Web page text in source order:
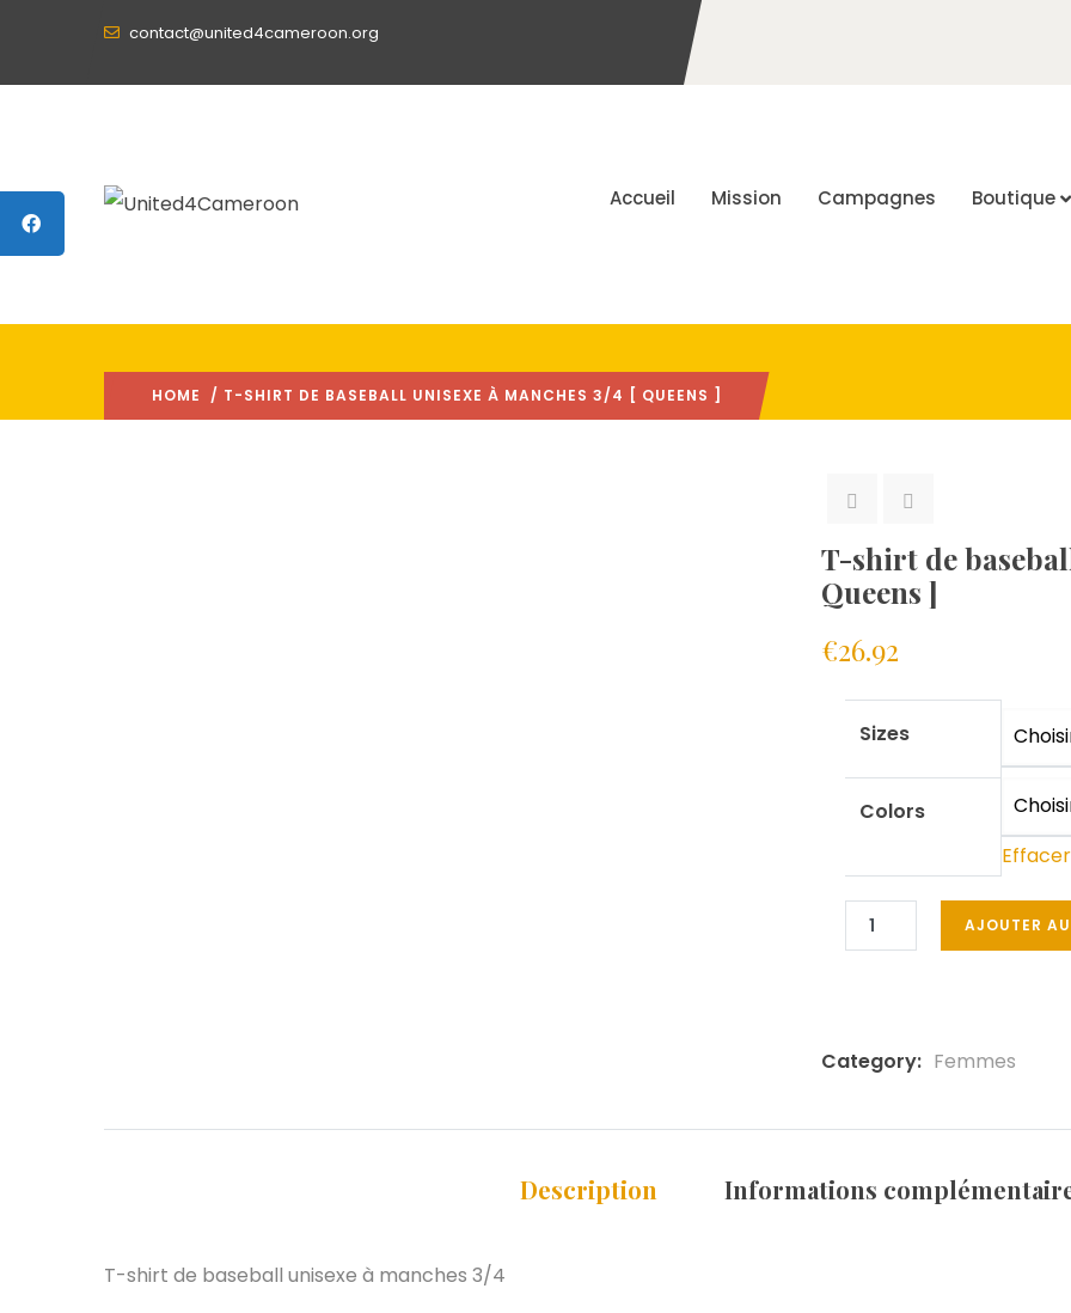
contact@united4cameroon.org
Accueil Mission Campagnes Boutique
HOME / T-SHIRT DE BASEBALL UNISEXE À MANCHES 3/4 [ QUEENS ]
T-shirt de
Queens ]
€26.92
Sizes
Colors
Effacer
AJOUTER
Category: Femmes
Description Informations
T-shirt de baseball unisexe à manches 3/4